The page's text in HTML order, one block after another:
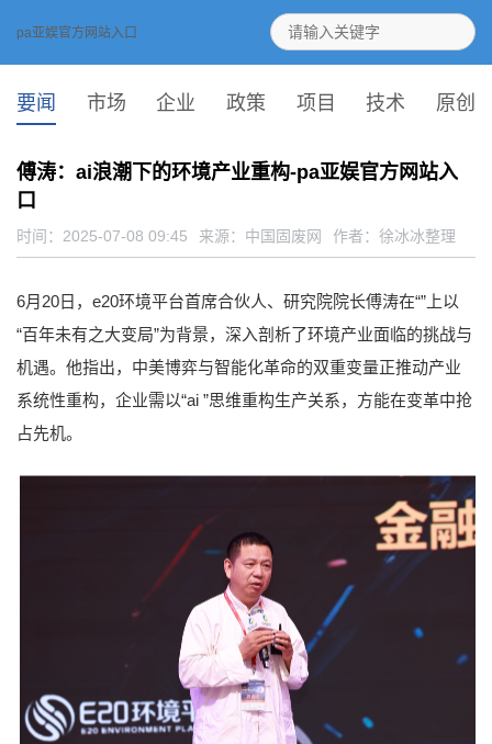
pa亚娱官方网站入口
要闻 市场 企业 政策 项目 技术 原创
傅涛：ai浪潮下的环境产业重构-pa亚娱官方网站入
口
时间：2025-07-08 09:45 来源： 中国固废网 作者：徐冰冰整理
6月20日，e20环境平台首席合伙人、研究院院长傅涛在“”上以
“百年未有之大变局”为背景，深入剖析了环境产业面临的挑战与
机遇。他指出，中美博弈与智能化革命的双重变量正推动产业
系统性重构，企业需以“ai ”思维重构生产关系，方能在变革中抢
占先机。